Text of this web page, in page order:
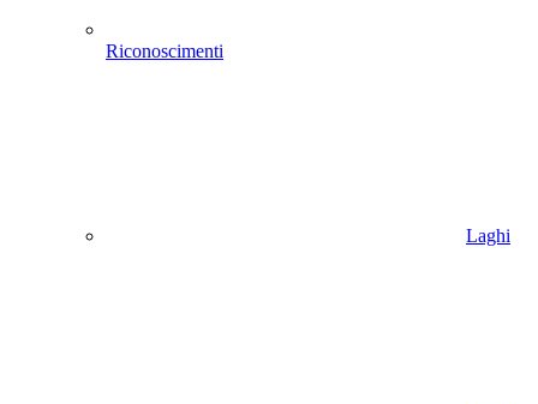
Riconoscimenti
Laghi